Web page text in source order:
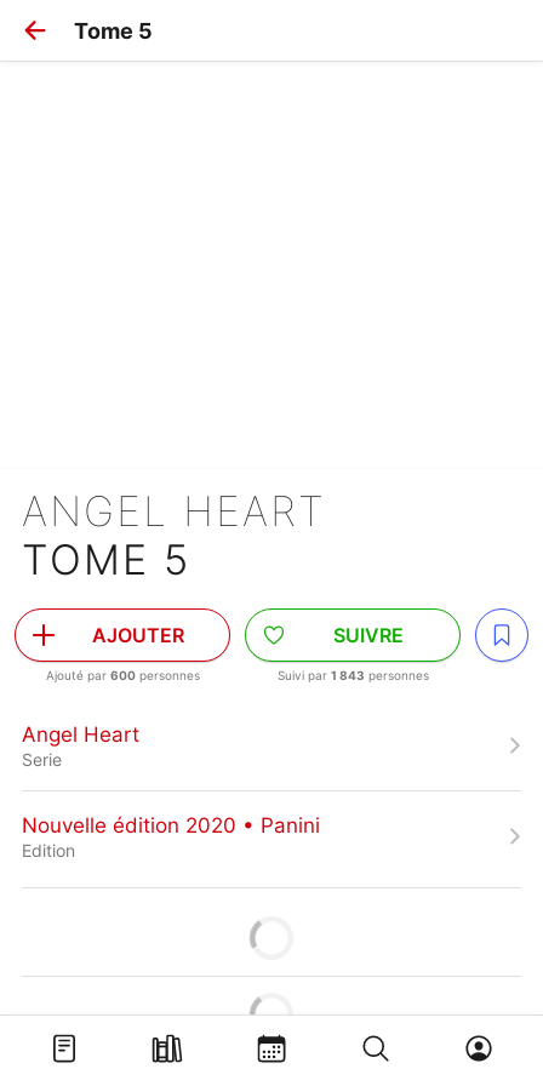
Tome 5
ANGEL HEART
TOME 5
AJOUTER
Ajouté par 600personnes
SUIVRE
Suivi par 1 843 personnes
Angel Heart
Serie
Nouvelle édition 2020 • Panini
Edition